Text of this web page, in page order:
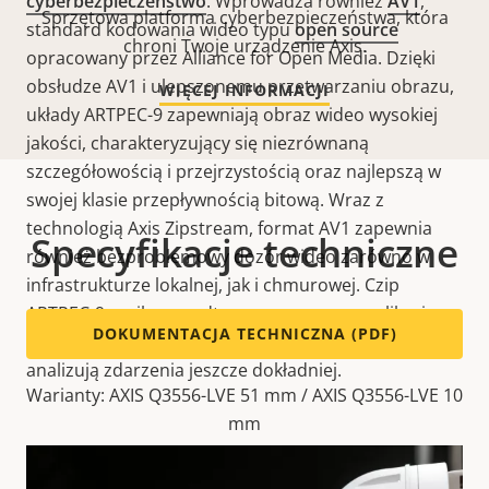
standard kodowania wideo typuopen source
opracowany przez Alliance for Open Media. Dzięki
obsłudze AV1 i ulepszonemu przetwarzaniu obrazu,
układy ARTPEC-9 zapewniają obraz wideo wysokiej
jakości, charakteryzujący się niezrównaną
szczegółowością i przejrzystością oraz najlepszą w
swojej klasie przepływnością bitową. Wraz z
technologią Axis Zipstream, format AV1 zapewnia
również bezproblemowy dozór wideo zarówno w
infrastrukturze lokalnej, jak i chmurowej. Czip
ARTPEC-9 zasila ponadto zaawansowane aplikacje
analityczne, które wykrywają obiekty wcześniej i
analizują zdarzenia jeszcze dokładniej.
Sprzętowa platforma cyberbezpieczeństwa, która
chroni Twoje urządzenie Axis.
WIĘCEJ INFORMACJI
Specyfikacje techniczne
DOKUMENTACJA TECHNICZNA (PDF)
Warianty: AXIS Q3556-LVE 51 mm / AXIS Q3556-LVE 10
mm